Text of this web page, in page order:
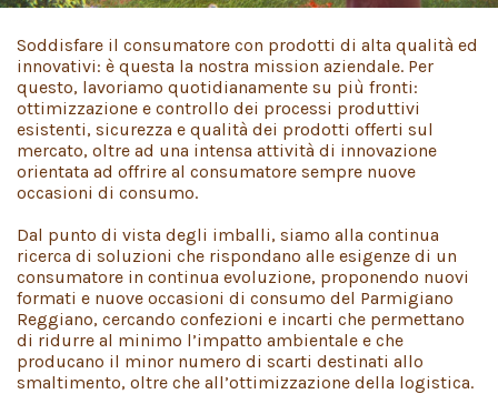
Soddisfare il consumatore con prodotti di alta qualità ed
innovativi: è questa la nostra mission aziendale. Per
questo, lavoriamo quotidianamente su più fronti:
ottimizzazione e controllo dei processi produttivi
esistenti, sicurezza e qualità dei prodotti offerti sul
mercato, oltre ad una intensa attività di innovazione
orientata ad offrire al consumatore sempre nuove
occasioni di consumo.
Dal punto di vista degli imballi, siamo alla continua
ricerca di soluzioni che rispondano alle esigenze di un
consumatore in continua evoluzione, proponendo nuovi
formati e nuove occasioni di consumo del Parmigiano
Reggiano, cercando confezioni e incarti che permettano
di ridurre al minimo l’impatto ambientale e che
producano il minor numero di scarti destinati allo
smaltimento, oltre che all’ottimizzazione della logistica.